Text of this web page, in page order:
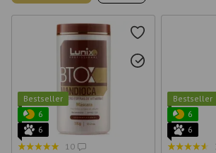
Bestseller
6
6
10
Bestseller
6
6